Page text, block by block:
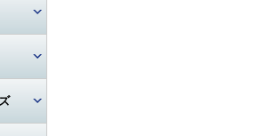
・
他
他
）
ビー
イ